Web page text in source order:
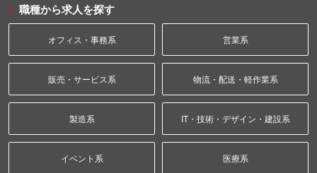
職種から求人を探す
オフィス・事務系 営業系
販売・サービス系 物流・配送・軽作業系
製造系 IT・技術・デザイン・建設系
イベント系 医療系